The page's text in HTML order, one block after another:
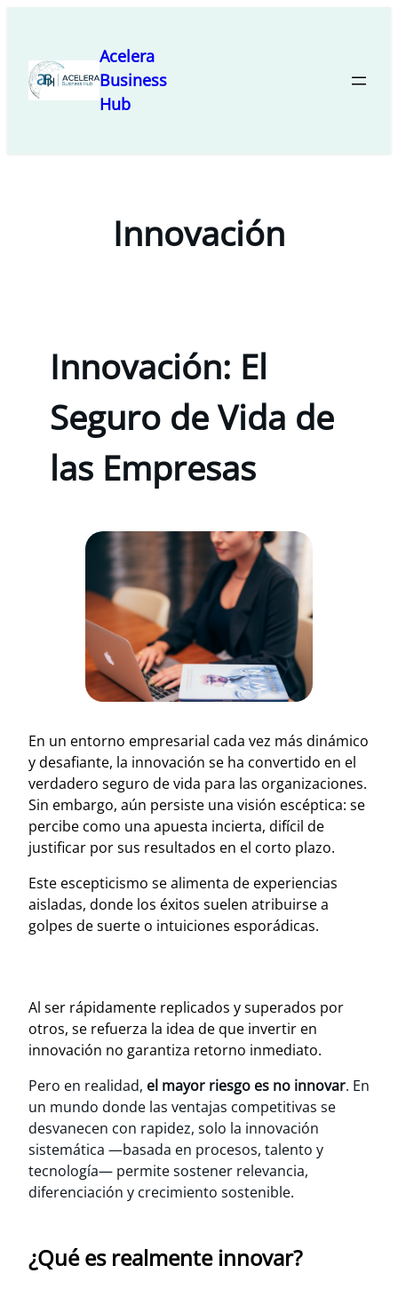
contenido
Acelera
Business
Hub
Innovación
Innovación: El
Seguro de Vida de
las Empresas
En un entorno empresarial cada vez más dinámico
y desafiante, la innovación se ha convertido en el
verdadero seguro de vida para las organizaciones.
Sin embargo, aún persiste una visión escéptica: se
percibe como una apuesta incierta, difícil de
justificar por sus resultados en el corto plazo.
Este escepticismo se alimenta de experiencias
aisladas, donde los éxitos suelen atribuirse a
golpes de suerte o intuiciones esporádicas.
Al ser rápidamente replicados y superados por
otros, se refuerza la idea de que invertir en
innovación no garantiza retorno inmediato.
Pero en realidad, el mayor riesgo es no innovar. En
un mundo donde las ventajas competitivas se
desvanecen con rapidez, solo la innovación
sistemática —basada en procesos, talento y
tecnología— permite sostener relevancia,
diferenciación y crecimiento sostenible.
¿Qué es realmente innovar?